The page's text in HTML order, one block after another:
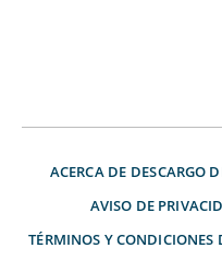
ACERCA DE DESCARGO
AVISO DE
TÉRMINOS Y CONDICIONES